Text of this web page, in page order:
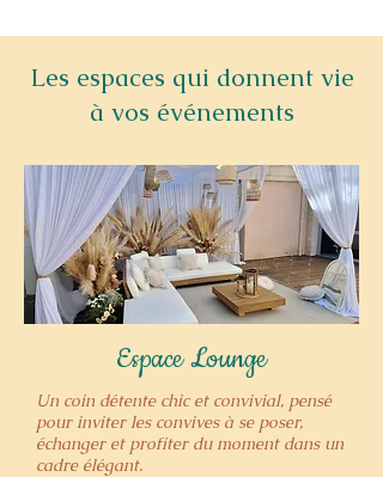
Les espaces qui donnent vie
à vos événements
Espace Lounge
Un coin détente chic et convivial, pensé
pour inviter les convives à se poser,
échanger et profiter du moment dans un
cadre élégant.